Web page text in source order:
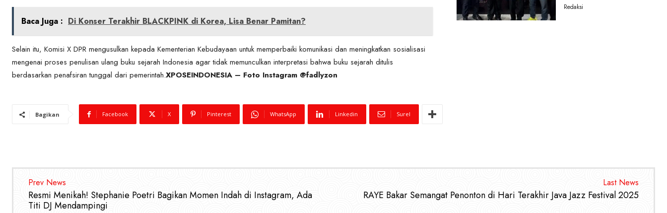
Baca Juga : Di Konser Terakhir BLACKPINK di Korea, Lisa Benar Pamitan?
Selain itu, Komisi X DPR mengusulkan kepada Kementerian Kebudayaan untuk memperbaiki komunikasi dan meningkatkan sosialisasi
mengenai proses penulisan ulang buku sejarah Indonesia agar tidak memunculkan interpretasi bahwa buku sejarah ditulis
berdasarkan penafsiran tunggal dari pemerintah.XPOSEINDONESIA – Foto Instagram @fadlyzon
Bagikan Facebook X Pinterest WhatsApp Linkedin Surel
Redaksi
Prev News
Resmi Menikah! Stephanie Poetri Bagikan Momen Indah di Instagram, Ada
Titi DJ Mendampingi
Last News
RAYE Bakar Semangat Penonton di Hari Terakhir Java Jazz Festival 2025